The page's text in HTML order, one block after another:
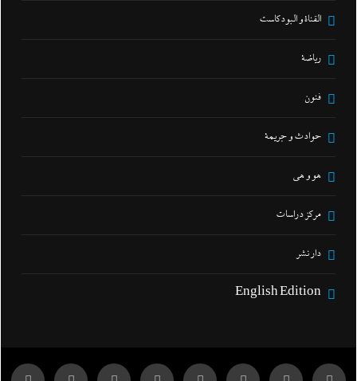
القناة و البودكاست
رياضة
فنون
حوادث و جريمة
هو و هي
مركز دراسات
دار نشر
English Edition